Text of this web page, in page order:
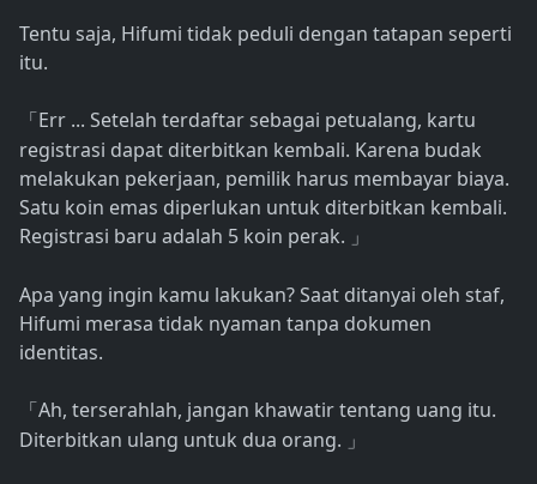
Tentu saja, Hifumi tidak peduli dengan tatapan seperti
itu.
「 Err ... Setelah terdaftar sebagai petualang, kartu
registrasi dapat diterbitkan kembali. Karena budak
melakukan pekerjaan, pemilik harus membayar biaya.
Satu koin emas diperlukan untuk diterbitkan kembali.
Registrasi baru adalah 5 koin perak.
」
Apa yang ingin kamu lakukan? Saat ditanyai oleh staf,
Hifumi merasa tidak nyaman tanpa dokumen
identitas.
「 Ah, terserahlah, jangan khawatir tentang uang itu.
Diterbitkan ulang untuk dua orang.
」